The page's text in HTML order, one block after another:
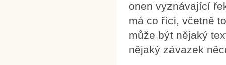
onen vyznávající
má co říci, včetně
může být nějaký
nějaký závazek